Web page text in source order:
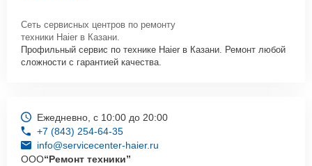
Сеть сервисных центров по ремонту
техники Haier в Казани.
Профильный сервис по технике Haier в Казани. Ремонт любой
сложности с гарантией качества.
Ежедневно, с 10:00 до 20:00
+7 (843) 254-64-35
info@servicecenter-haier.ru
ООО“Ремонт техники”